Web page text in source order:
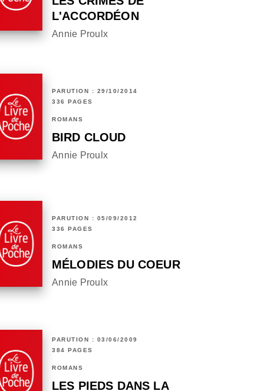
L'ACCORDÉON
Annie Proulx
PARUTION : 29/10/2014
336 PAGES
ROMANS
BIRD CLOUD
Annie Proulx
PARUTION : 05/09/2012
336 PAGES
ROMANS
MÉLODIES DU COEUR
Annie Proulx
PARUTION : 03/06/2009
384 PAGES
ROMANS
LES PIEDS DANS LA